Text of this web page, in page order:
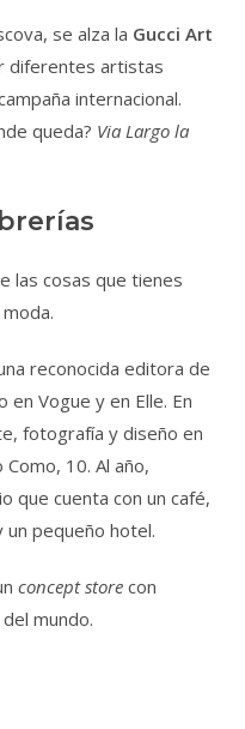
se alza la Gucci Art
diferentes artistas
internacional.
queda? Via Largo la
las cosas que tienes
reconocida editora de
Vogue y en Elle. En
fotografía y diseño en
10. Al año,
que cuenta con un café,
un pequeño hotel.
concept store con
mundo.